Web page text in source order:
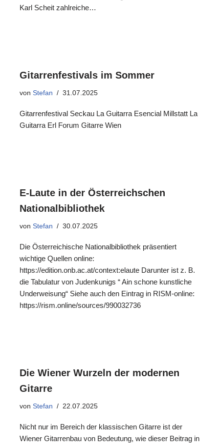
Karl Scheit zahlreiche…
Gitarrenfestivals im Sommer
von Stefan 31.07.2025
Gitarrenfestival Seckau La Guitarra Esencial Millstatt La
Guitarra Erl Forum Gitarre Wien
E-Laute in der Österreichschen
Nationalbibliothek
von Stefan 30.07.2025
Die Österreichische Nationalbibliothek präsentiert
wichtige Quellen online:
https://edition.onb.ac.at/context:elaute Darunter ist z. B.
die Tabulatur von Judenkunigs “ Ain schone kunstliche
Underweisung“ Siehe auch den Eintrag in RISM-online:
https://rism.online/sources/990032736
Die Wiener Wurzeln der modernen
Gitarre
von Stefan 22.07.2025
Nicht nur im Bereich der klassischen Gitarre ist der
Wiener Gitarrenbau von Bedeutung, wie dieser Beitrag in